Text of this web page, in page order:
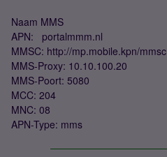
Naam MMS
APN: portalmmm.nl
MMSC: http://mp.mobile.kpn/mmsc
MMS-Proxy: 10.10.100.20
MMS-Poort: 5080
MCC: 204
MNC: 08
APN-Type: mms